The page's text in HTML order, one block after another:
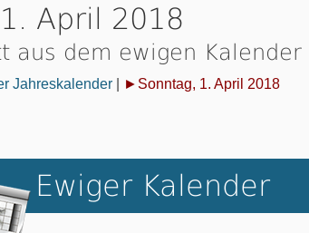
April 2018
aus dem ewigen Kalender
Jahreskalender ►Sonntag, 1. April 2018
Ewiger Kalender